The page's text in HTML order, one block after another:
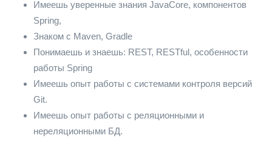
Имеешь уверенные знания JavaCore, компонентов
Spring,
Знаком с Maven, Gradle
Понимаешь и знаешь: REST, RESTful, особенности
работы Spring
Имеешь опыт работы с системами контроля версий
Git.
Имеешь опыт работы с реляционными и
нереляционными БД.